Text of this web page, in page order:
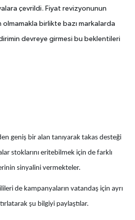
çevrildi. Fiyat revizyonunun
olmamakla birlikte bazı markalarda
devreye girmesi bu beklentileri
geniş bir alan tanıyarak takas desteği
stoklarını eritebilmek için de farklı
sinyalini vermekteler.
de kampanyaların vatandaş için ayrı
şu bilgiyi paylaştılar.